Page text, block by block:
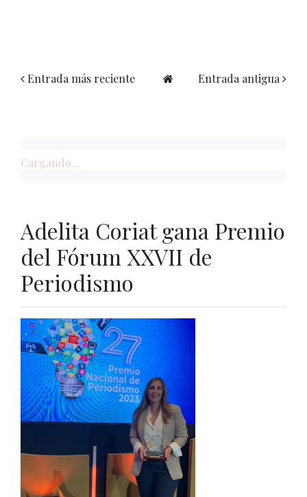
Entrada más reciente Entrada antigua
Cargando...
Adelita Coriat gana Premio
del Fórum XXVII de
Periodismo